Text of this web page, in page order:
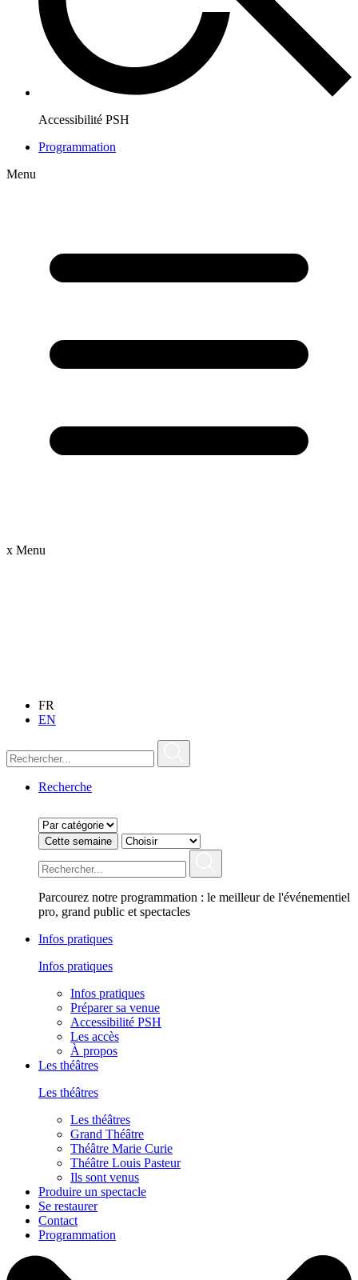
Accessibilité PSH
Programmation
Menu
x Menu
FR
EN
Recherche
Cette semaine
Parcourez notre programmation : le meilleur de l'événementiel
pro, grand public et spectacles
Infos pratiques
Infos pratiques
Infos pratiques
Préparer sa venue
Accessibilité PSH
Les accès
À propos
Les théâtres
Les théâtres
Les théâtres
Grand Théâtre
Théâtre Marie Curie
Théâtre Louis Pasteur
Ils sont venus
Produire un spectacle
Se restaurer
Contact
Programmation